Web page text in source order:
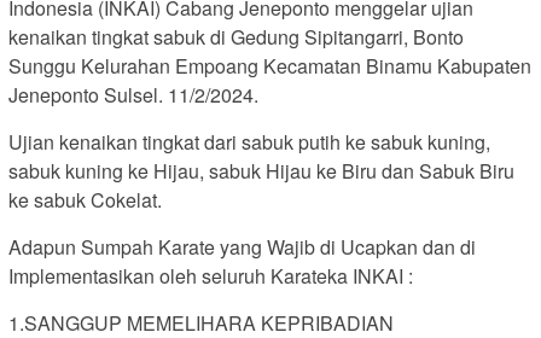
Indonesia (INKAI) Cabang Jeneponto menggelar ujian
kenaikan tingkat sabuk di Gedung Sipitangarri, Bonto
Sunggu Kelurahan Empoang Kecamatan Binamu Kabupaten
Jeneponto Sulsel. 11/2/2024.
Ujian kenaikan tingkat dari sabuk putih ke sabuk kuning,
sabuk kuning ke Hijau, sabuk Hijau ke Biru dan Sabuk Biru
ke sabuk Cokelat.
Adapun Sumpah Karate yang Wajib di Ucapkan dan di
Implementasikan oleh seluruh Karateka INKAI :
1.SANGGUP MEMELIHARA KEPRIBADIAN